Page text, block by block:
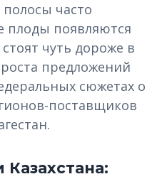
часто
плоды появляются
чуть дороже в
предложений
сюжетах о
поставщиков